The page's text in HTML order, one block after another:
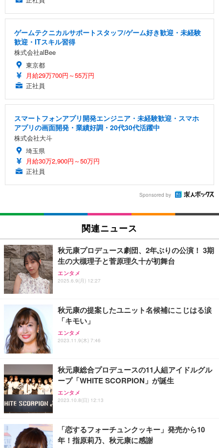
ゲームテクニカルサポートスタッフ/ゲーム好き歓迎・未経験
歓迎・ITスキル習得
株式会社alBee
東京都
月給29万700円～55万円
正社員
スマートフォンアプリ開発エンジニア・未経験歓迎・スマホ
アプリの画面開発・業績好調・20代30代活躍中
株式会社大斗
埼玉県
月給30万2,900円～50万円
正社員
Sponsored by
関連ニュース
秋元康プロデュース劇団、2年ぶりの公演！ 3期
生の大槻理子と菅原理久十が初舞台
エンタメ
2025.6.9(月) 12:27
秋元康の提案したユニット名候補にこじはる涙
「キモい」
エンタメ
2023.11.9(木) 7:46
秋元康総合プロデュースの11人組アイドルグル
ープ「WHITE SCORPION」が誕生
エンタメ
2023.10.8(日) 12:13
「恋するフォーチュンクッキー」発売から10
年！指原莉乃、秋元康に感謝